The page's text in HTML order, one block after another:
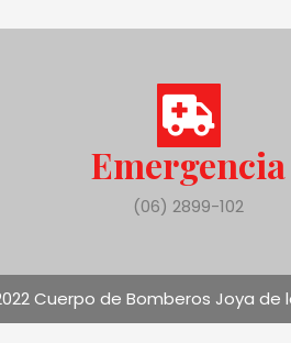
Emergencia
(06) 2899-102
Cuerpo de Bomberos Joya de